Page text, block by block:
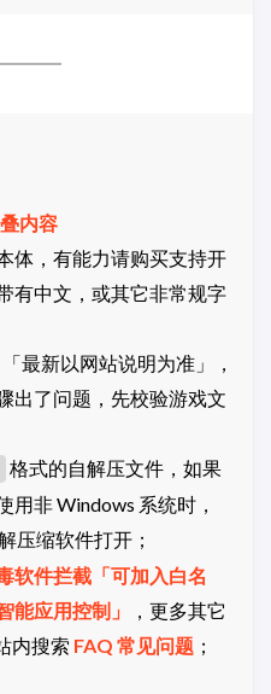
内容
体，有能力请购买支持开
有中文，或其它非常规字
「最新以网站说明为准」，
出了问题，先校验游戏文
格式的自解压文件，如果
非 Windows 系统时，
压缩软件打开；
软件拦截「可加入白名
能应用控制」
，更多其它
内搜索 FAQ 常见问题 ；